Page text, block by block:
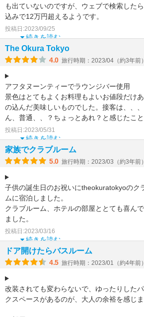
も出ていないのですが、ウェブで検索した
込みで12万円超えるようです。
今回、ヘリテージウイング
続きを読む
投稿日:2023/09/25
The Okura Tokyo
4.0 旅行時期：2023/04（約3年前）
アフタヌーンティーでラウンジバー使用
景色はとてもよくお料理もよいお値段だけ
の込んだ美味しいものでした。接客は、、
ん、普通、、？ちょっとあれ？と感じたこ
たような。
独特な格式続きを読む
投稿日:2023/05/31
家族でクラブルーム
5.0 旅行時期：2023/03（約3年前）
子供の誕生日のお祝いにtheokuratokyoのク
ムに宿泊しました。
クラブルーム、ホテルの部屋ととても喜んで
ました。
クラブラウンジは、午後は、ティータイム、
ングカクテルと
続きを読む
投稿日:2023/03/16
ドア開けたらバスルーム
4.5 旅行時期：2023/01（約4年前）
改装されても変わらないで、ゆったりした
クスペースがあるのが、大人の余裕を感じま